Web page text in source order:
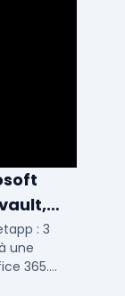
: 3
une
365.